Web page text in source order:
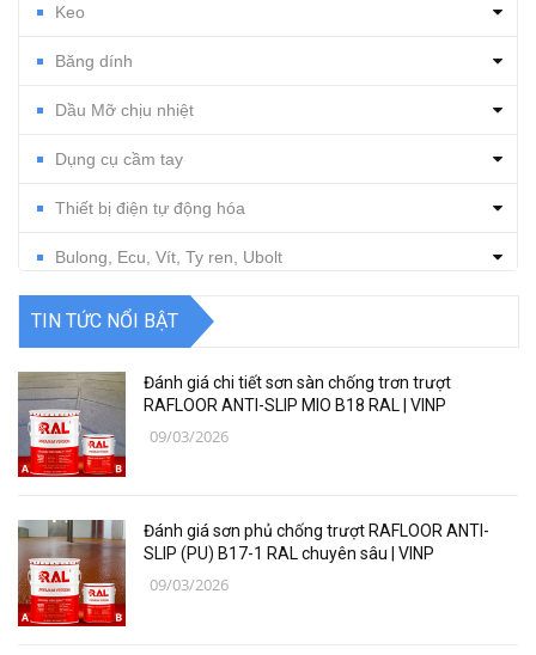
Keo
Băng dính
Dầu Mỡ chịu nhiệt
Dụng cụ cầm tay
Thiết bị điện tự động hóa
Bulong, Ecu, Vít, Ty ren, Ubolt
Dụng cụ cắt gọt
Thiết bị, vật tư điện nước
Thiết bị, vật tư điện lạnh
Thiết bị bảo hộ lao động
Thiết bị đo Mitutoyo
TIN TỨC NỔI BẬT
Đánh giá chi tiết sơn sàn chống trơn trượt
RAFLOOR ANTI-SLIP MIO B18 RAL | VINP
09/03/2026
Đánh giá sơn phủ chống trượt RAFLOOR ANTI-
SLIP (PU) B17-1 RAL chuyên sâu | VINP
09/03/2026